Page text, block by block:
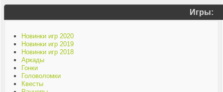
Игры:
Новинки игр 2020
Новинки игр 2019
Новинки игр 2018
Аркады
Гонки
Головоломки
Квесты